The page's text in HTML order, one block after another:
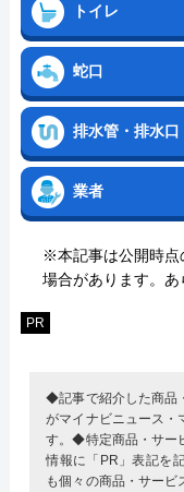
トイレ
蛇口
排水管・排水口
業者
※本記事は公開時点
場合があります。あ
PR
◆記事で紹介した商品
がマイナビニュース・
す。◆特定商品・サー
情報に「PR」表記を
も個々の商品・サー